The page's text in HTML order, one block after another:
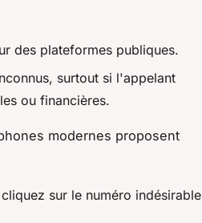
des plateformes publiques.
surtout si l'appelant
ou financières.
modernes proposent
sur le numéro indésirable